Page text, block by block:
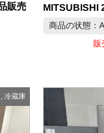
販売
商品の状態：A
販
冷蔵庫